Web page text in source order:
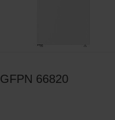
GFPN 66820